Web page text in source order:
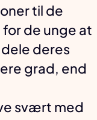
til de
de unge at
deres
grad, end
svært med